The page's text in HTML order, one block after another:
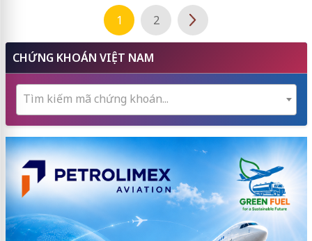
1 2
CHỨNG KHOÁN VIỆT NAM
Tìm kiếm mã chứng khoán...